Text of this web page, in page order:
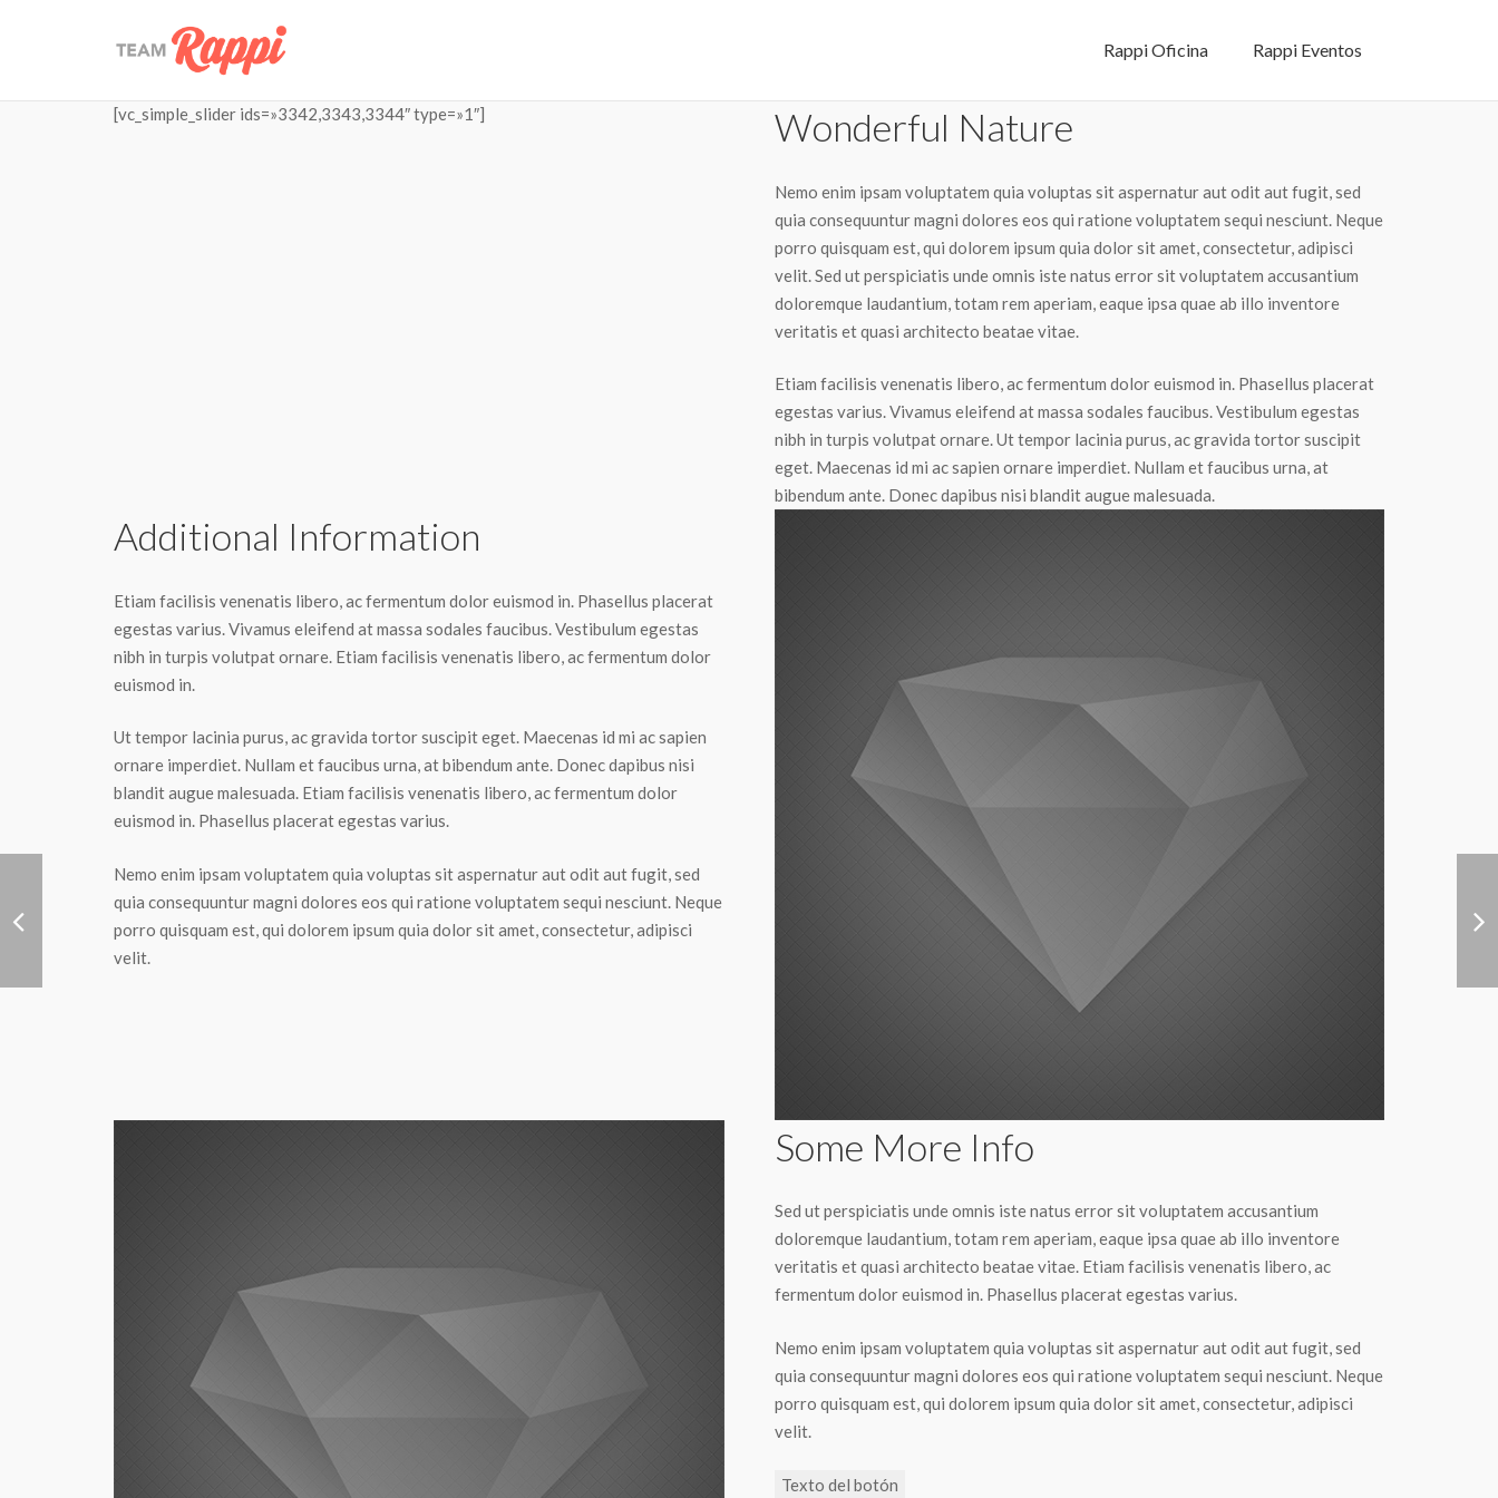
Rappi Oficina Rappi Eventos
[vc_simple_slider ids=»3342,3343,3344″ type=»1″] Wonderful Nature
Nemo enim ipsam voluptatem quia voluptas sit aspernatur aut odit aut fugit, sed
quia consequuntur magni dolores eos qui ratione voluptatem sequi nesciunt. Neque
porro quisquam est, qui dolorem ipsum quia dolor sit amet, consectetur, adipisci
velit. Sed ut perspiciatis unde omnis iste natus error sit voluptatem accusantium
doloremque laudantium, totam rem aperiam, eaque ipsa quae ab illo inventore
veritatis et quasi architecto beatae vitae.
Etiam facilisis venenatis libero, ac fermentum dolor euismod in. Phasellus placerat
egestas varius. Vivamus eleifend at massa sodales faucibus. Vestibulum egestas
nibh in turpis volutpat ornare. Ut tempor lacinia purus, ac gravida tortor suscipit
eget. Maecenas id mi ac sapien ornare imperdiet. Nullam et faucibus urna, at
bibendum ante. Donec dapibus nisi blandit augue malesuada.
Additional Information
Etiam facilisis venenatis libero, ac fermentum dolor euismod in. Phasellus placerat
egestas varius. Vivamus eleifend at massa sodales faucibus. Vestibulum egestas
nibh in turpis volutpat ornare. Etiam facilisis venenatis libero, ac fermentum dolor
euismod in.
Ut tempor lacinia purus, ac gravida tortor suscipit eget. Maecenas id mi ac sapien
ornare imperdiet. Nullam et faucibus urna, at bibendum ante. Donec dapibus nisi
blandit augue malesuada. Etiam facilisis venenatis libero, ac fermentum dolor
euismod in. Phasellus placerat egestas varius.
Nemo enim ipsam voluptatem quia voluptas sit aspernatur aut odit aut fugit, sed
quia consequuntur magni dolores eos qui ratione voluptatem sequi nesciunt. Neque
porro quisquam est, qui dolorem ipsum quia dolor sit amet, consectetur, adipisci
velit.
Some More Info
Sed ut perspiciatis unde omnis iste natus error sit voluptatem accusantium
doloremque laudantium, totam rem aperiam, eaque ipsa quae ab illo inventore
veritatis et quasi architecto beatae vitae. Etiam facilisis venenatis libero, ac
fermentum dolor euismod in. Phasellus placerat egestas varius.
Nemo enim ipsam voluptatem quia voluptas sit aspernatur aut odit aut fugit, sed
quia consequuntur magni dolores eos qui ratione voluptatem sequi nesciunt. Neque
porro quisquam est, qui dolorem ipsum quia dolor sit amet, consectetur, adipisci
velit.
Texto del botón